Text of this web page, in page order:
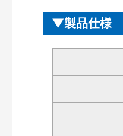
製品仕様